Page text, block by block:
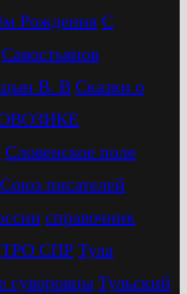
Рождения С
Савостьянов
В. В Сказки о
Словенское поле
Союз писателей
справочник
ТРО СПР Тула
суворовцы Тульский